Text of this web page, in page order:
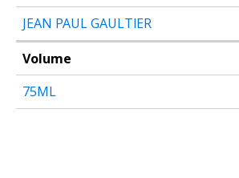
JEAN PAUL GAULTIER
Volume
75ML